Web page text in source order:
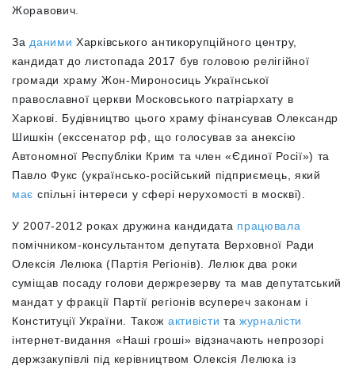
Жоравович.
За даними Харківського антикорупційного центру,
кандидат до листопада 2017 був головою релігійної
громади храму Жон-Мироносиць Української
православної церкви Московського патріархату в
Харкові. Будівництво цього храму фінансував Олександр
Шишкін (екссенатор рф, що голосував за анексію
Автономної Республіки Крим та член «Єдиної Росії») та
Павло Фукс (українсько-російський підприємець, який
має спільні інтереси у сфері нерухомості в москві).
У 2007-2012 роках дружина кандидата працювала
помічником-консультантом депутата Верховної Ради
Олексія Лелюка (Партія Регіонів). Лелюк два роки
суміщав посаду голови держрезерву та мав депутатський
мандат у фракції Партії регіонів всупереч законам і
Конституції України. Також активісти тажурналісти
інтернет-видання «Наші гроші» відзначають непрозорі
держзакупівлі під керівництвом Олексія Лелюка із